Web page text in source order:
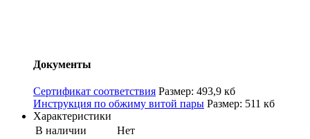
Документы
Сертификат соответствия Размер: 493,9 кб
Инструкция по обжиму витой пары Размер: 511 кб
Характеристики
В наличии
Нет